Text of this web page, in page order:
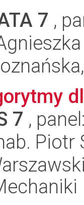
7 ,
7 ,
Piotr